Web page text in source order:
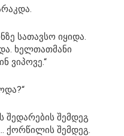
სათავსო იყიდა.
ხელთათმანი
ვიპოვე.“
შედარების შემდეგ
ქორწილის შემდეგ.